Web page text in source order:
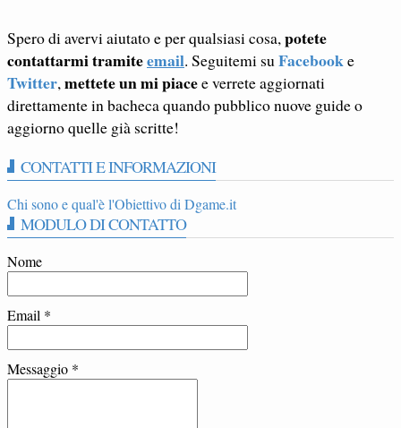
Spero di avervi aiutato e per qualsiasi cosa, potete
contattarmi tramiteemail. Seguitemi su Facebooke
Twitter, mettete un mi piacee verrete aggiornati
direttamente in bacheca quando pubblico nuove guide o
aggiorno quelle già scritte!
CONTATTI E INFORMAZIONI
Chi sono e qual'è l'Obiettivo di Dgame.it
MODULO DI CONTATTO
Nome
Email *
Messaggio *